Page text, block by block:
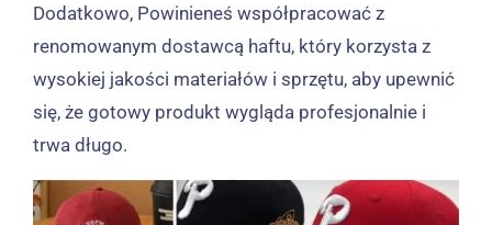
Dodatkowo, Powinieneś współpracować z
renomowanym dostawcą haftu, który korzysta z
wysokiej jakości materiałów i sprzętu, aby upewnić
się, że gotowy produkt wygląda profesjonalnie i
trwa długo.